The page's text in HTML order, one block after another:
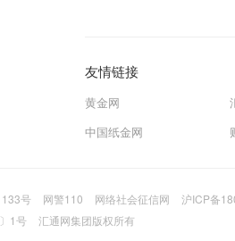
友情链接
黄金网
中国纸金网
号 网警110 网络社会征信网
沪ICP备
1号 汇通网集团版权所有